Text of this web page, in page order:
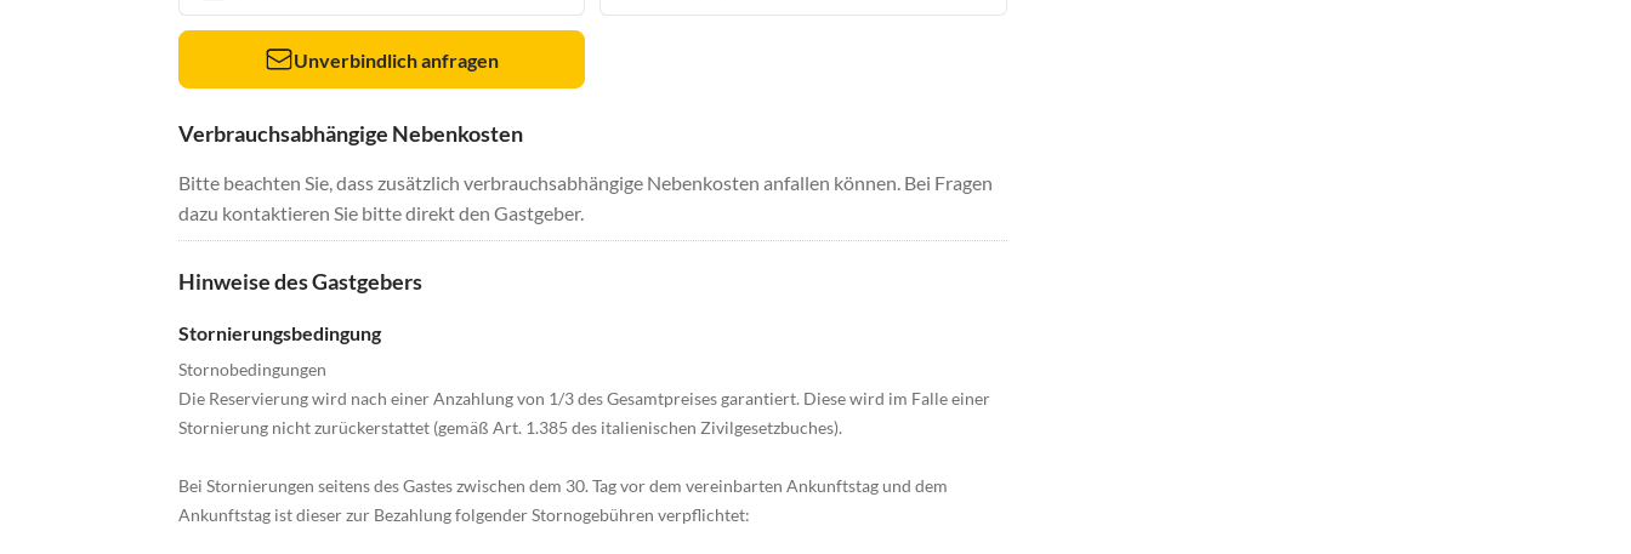
Unverbindlich anfragen
Verbrauchsabhängige Nebenkosten
Bitte beachten Sie, dass zusätzlich verbrauchsabhängige Nebenkosten anfallen können. Bei Fragen
dazu kontaktieren Sie bitte direkt den Gastgeber.
Hinweise des Gastgebers
Stornierungsbedingung
Stornobedingungen
Die Reservierung wird nach einer Anzahlung von 1/3 des Gesamtpreises garantiert. Diese wird im Falle einer
Stornierung nicht zurückerstattet (gemäß Art. 1.385 des italienischen Zivilgesetzbuches).
Bei Stornierungen seitens des Gastes zwischen dem 30. Tag vor dem vereinbarten Ankunftstag und dem
Ankunftstag ist dieser zur Bezahlung folgender Stornogebühren verpflichtet: